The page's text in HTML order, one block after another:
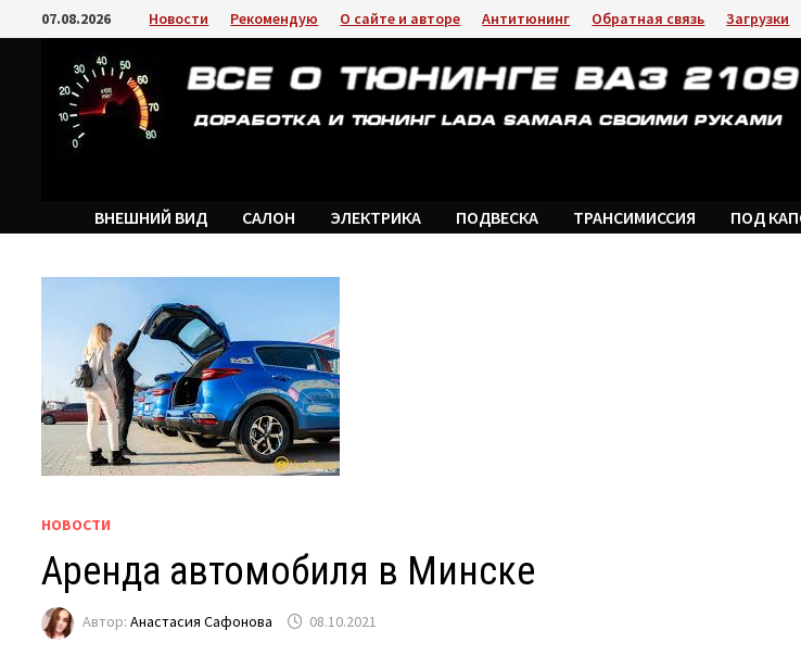
Перейти
к
содержимому
07.08.2026 Новости Рекомендую О сайте и авторе Антитюнинг Обратная связь Загрузки
ВНЕШНИЙ ВИД САЛОН ЭЛЕКТРИКА ПОДВЕСКА ТРАНСИМИССИЯ ПОД
НОВОСТИ
Аренда автомобиля в Минске
Автор:Анастасия Сафонова 08.10.2021